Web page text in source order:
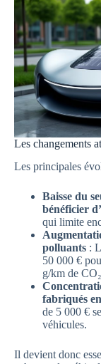
Les changements
Les principales
Baisse du
bénéficier
qui limite
polluants :
50 000 €
g/km de
fabriqués
de 5 000 €
véhicules.
Il devient donc